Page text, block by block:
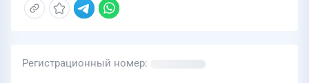
Регистрационный номер